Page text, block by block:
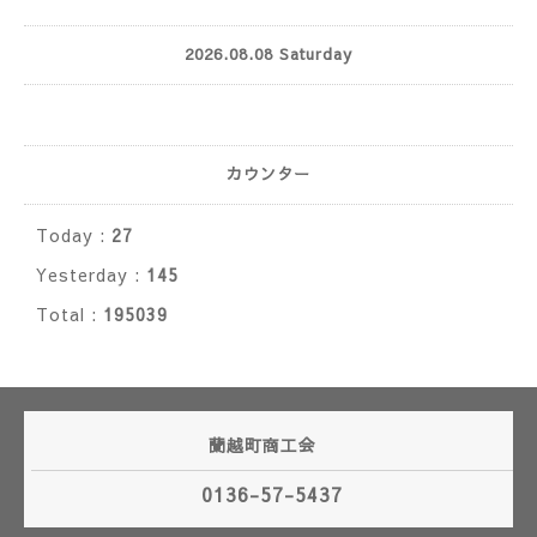
2026.08.08 Saturday
カウンター
Today : 27
Yesterday : 145
Total : 195039
蘭越町商工会
0136-57-5437